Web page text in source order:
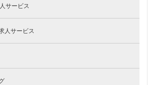
サービス
人サービス